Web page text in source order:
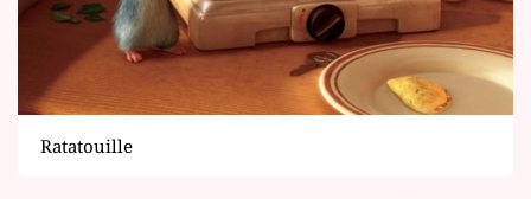
Horoskopy
Sledujte prima+
Filmový festival Karlovy Vary
Ratatouille